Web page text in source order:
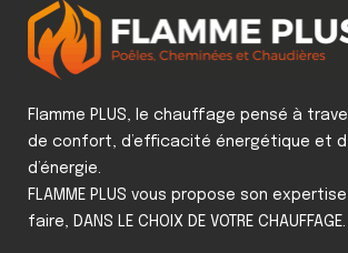
Flamme PLUS, le chauffage pensé à
de confort, d’efficacité énergétique et
d’énergie.
FLAMME PLUS vous propose son
faire, DANS LE CHOIX DE VOTRE CHAUFFAGE.